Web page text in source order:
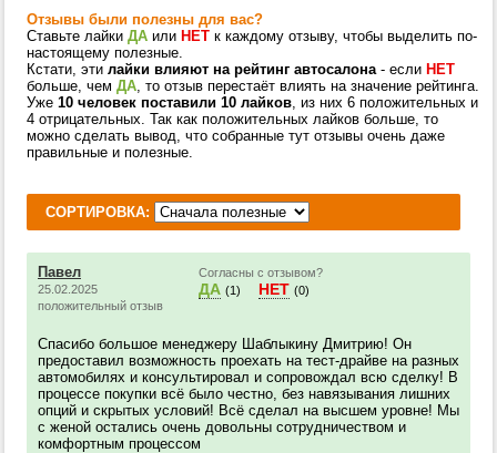
Отзывы были полезны для вас?
Ставьте лайки ДА или НЕТ к каждому отзыву, чтобы выделить по-
настоящему полезные.
Кстати, эти лайки влияют на рейтинг автосалона- если НЕТ
больше, чем ДА, то отзыв перестаёт влиять на значение рейтинга.
Уже 10 человек поставили 10 лайков, из них 6 положительных и
4 отрицательных. Так как положительных лайков больше, то
можно сделать вывод, что собранные тут отзывы очень даже
правильные и полезные.
СОРТИРОВКА:
Павел
25.02.2025
положительный отзыв
Согласны с отзывом?
ДА (1) НЕТ (0)
Спасибо большое менеджеру Шаблыкину Дмитрию! Он
предоставил возможность проехать на тест-драйве на разных
автомобилях и консультировал и сопровождал всю сделку! В
процессе покупки всё было честно, без навязывания лишних
опций и скрытых условий! Всё сделал на высшем уровне! Мы
с женой остались очень довольны сотрудничеством и
комфортным процессом